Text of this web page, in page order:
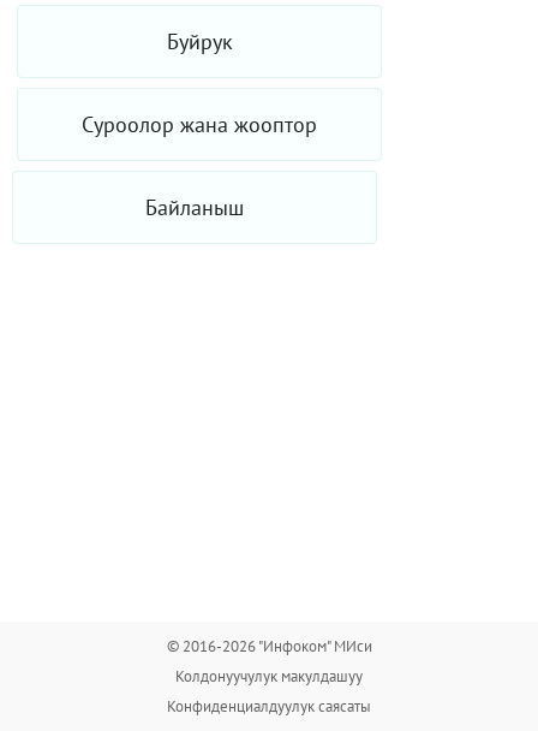
Буйрук
Суроолор жана жооптор
Байланыш
© 2016-2026 "Инфоком" МИси
Колдонуучулук макулдашуу
Конфиденциалдуулук саясаты